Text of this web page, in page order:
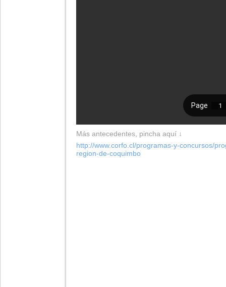
Más antecedentes, pincha aquí ↓
http://www.corfo.cl/programas-y-concursos/
region-de-coquimbo